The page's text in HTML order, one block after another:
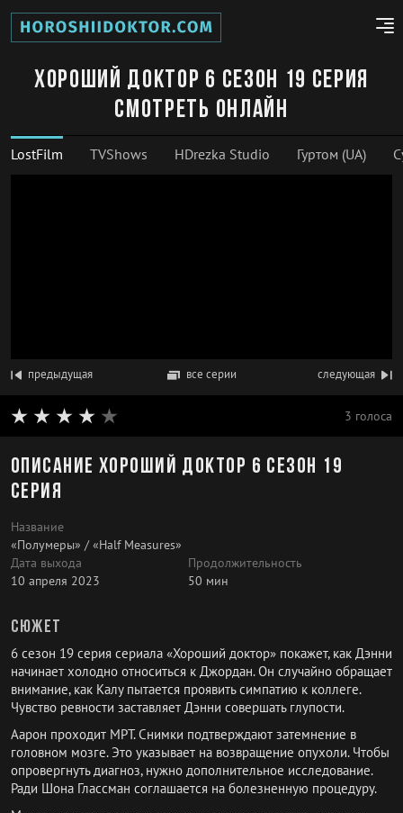
Хороший доктор 6 сезон 19 серия
смотреть онлайн
LostFilm TVShows HDrezka Studio Гуртом (UA)
предыдущая все серии следующая
3 голоса
Описание Хороший доктор 6 сезон 19
серия
Название
«Полумеры» / «Half Measures»
Дата выхода
10 апреля 2023
Продолжительность
50 мин
Сюжет
6 сезон 19 серия сериала «Хороший доктор» покажет, как Дэнни
начинает холодно относиться к Джордан. Он случайно обращает
внимание, как Калу пытается проявить симпатию к коллеге.
Чувство ревности заставляет Дэнни совершать глупости.
Аарон проходит МРТ. Снимки подтверждают затемнение в
головном мозге. Это указывает на возвращение опухоли. Чтобы
опровергнуть диагноз, нужно дополнительное исследование.
Ради Шона Глассман соглашается на болезненную процедуру.